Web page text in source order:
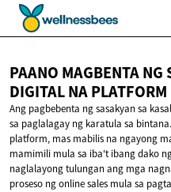
PAANO MAGBENTA NG
DIGITALNA PLATFORM
Ang pagbebenta ng sasakyan sa
sa paglalagay ng karatula sa
platform, mas mabilis na ngayong
mamimili mula sa iba't ibang dako
naglalayong tulungan ang mga
proseso ng online sales mula sa